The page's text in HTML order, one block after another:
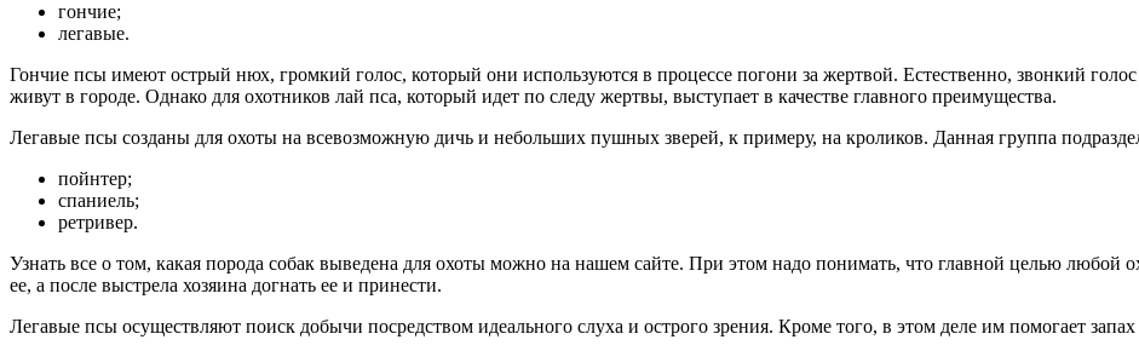
гончие;
легавые.
Гончие псы имеют острый нюх, громкий голос, который они используются в процессе погони за жертвой. Естественно, звонкий
живут в городе. Однако для охотников лай пса, который идет по следу жертвы, выступает в качестве главного преимущества.
Легавые псы созданы для охоты на всевозможную дичь и небольших пушных зверей, к примеру, на кроликов. Данная группа
пойнтер;
спаниель;
ретривер.
Узнать все о том, какая порода собак выведена для охоты можно на нашем сайте. При этом надо понимать, что главной целью любой
ее, а после выстрела хозяина догнать ее и принести.
Легавые псы осуществляют поиск добычи посредством идеального слуха и острого зрения. Кроме того, в этом деле им помогает запах